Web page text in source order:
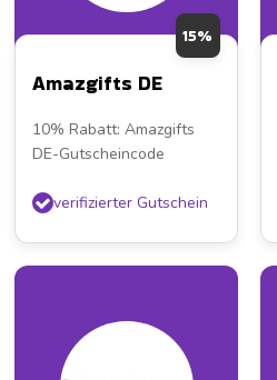
15%
Amazgifts DE
10% Rabatt: Amazgifts
DE-Gutscheincode
verifizierter Gutschein